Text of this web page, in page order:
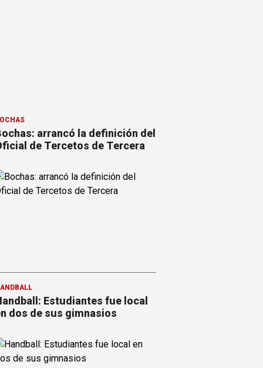
arrancó la definición del
de Tercetos de Tercera
Estudiantes fue local
dos de sus gimnasios